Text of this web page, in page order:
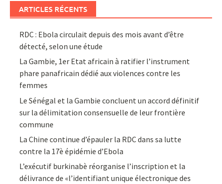
ARTICLES RÉCENTS
RDC : Ebola circulait depuis des mois avant d’être
détecté, selon une étude
La Gambie, 1er Etat africain à ratifier l’instrument
phare panafricain dédié aux violences contre les
femmes
Le Sénégal et la Gambie concluent un accord définitif
sur la délimitation consensuelle de leur frontière
commune
La Chine continue d’épauler la RDC dans sa lutte
contre la 17è épidémie d’Ebola
L’exécutif burkinabè réorganise l’inscription et la
délivrance de «l’identifiant unique électronique des